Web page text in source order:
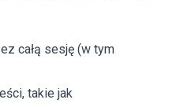
całą sesję (w tym
takie jak